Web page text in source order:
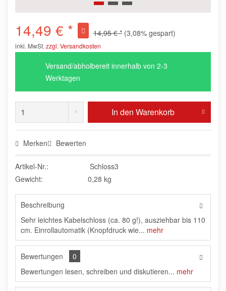
14,49 € * 14,95 € * (3,08% gespart)
inkl. MwSt. zzgl. Versandkosten
Versand/abholbereit innerhalb von 2-3
Werktagen
In den Warenkorb
Merken Bewerten
Artikel-Nr.:
Schloss3
Gewicht:
0,28 kg
Beschreibung
Sehr leichtes Kabelschloss (ca. 80 g!), ausziehbar bis 110
cm. Einrollautomatik (Knopfdruck wie... mehr
Bewertungen
0
Bewertungen lesen, schreiben und diskutieren... mehr